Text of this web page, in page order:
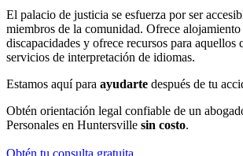
El palacio de justicia se esfuerza por ser
miembros de la comunidad. Ofrece alojamiento
discapacidades y ofrece recursos para aquellos
servicios de interpretación de idiomas.
Estamos aquí para ayudarte después de tu
Obtén orientación legal confiable de un
Personales en Huntersville sin costo.
Obtén tu consulta gratuita